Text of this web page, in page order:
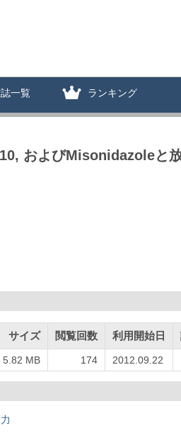
一覧 ランキング
およびMisonidazoleと
サイズ 閲覧回数 利用開始日
5.82 MB 174 2012.09.22